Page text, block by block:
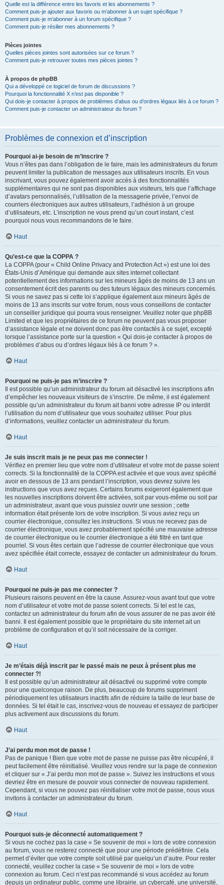
Quelle est la différence entre les favoris et les abonnements ?
Comment puis-je ajouter aux favoris ou m’abonner à un sujet spécifique ?
Comment puis-je m’abonner à un forum spécifique ?
Comment puis-je résilier mes abonnements ?
Pièces jointes
Quelles pièces jointes sont autorisées sur ce forum ?
Comment puis-je retrouver toutes mes pièces jointes ?
À propos de phpBB
Qui a développé ce logiciel de forum de discussions ?
Pourquoi la fonctionnalité X n’est pas disponible ?
Qui dois-je contacter à propos de problèmes d’abus ou d’ordres légaux liés à ce forum ?
Comment puis-je contacter un administrateur du forum ?
Problèmes de connexion et d’inscription
Pourquoi ai-je besoin de m’inscrire ?
Vous n’êtes pas dans l’obligation de le faire, mais les administrateurs du forum
peuvent limiter la publication de messages aux utilisateurs inscrits. En vous
inscrivant, vous pouvez également avoir accès à des fonctionnalités
supplémentaires qui ne sont pas disponibles aux visiteurs, tels que l’affichage
d’avatars personnalisés, l’utilisation de la messagerie privée, l’envoi de
courriers électroniques aux autres utilisateurs, l’adhésion à un groupe
d’utilisateurs, etc. L’inscription ne vous prend qu’un court instant, c’est
pourquoi nous vous recommandons de le faire.
Haut
Qu’est-ce que la COPPA ?
La COPPA (pour « Child Online Privacy and Protection Act ») est une loi des
États-Unis d’Amérique qui demande aux sites internet collectant
potentiellement des informations sur les mineurs âgés de moins de 13 ans un
consentement écrit des parents ou des tuteurs légaux des mineurs concernés.
Si vous ne savez pas si cette loi s’applique également aux mineurs âgés de
moins de 13 ans inscrits sur votre forum, nous vous conseillons de contacter
un conseiller juridique qui pourra vous renseigner. Veuillez noter que phpBB
Limited et que les propriétaires de ce forum ne peuvent pas vous proposer
d’assistance légale et ne doivent donc pas être contactés à ce sujet, excepté
lorsque l’assistance porte sur la question « Qui dois-je contacter à propos de
problèmes d’abus ou d’ordres légaux liés à ce forum ? ».
Haut
Pourquoi ne puis-je pas m’inscrire ?
Il est possible qu’un administrateur du forum ait désactivé les inscriptions afin
d’empêcher les nouveaux visiteurs de s’inscrire. De même, il est également
possible qu’un administrateur du forum ait banni votre adresse IP ou interdit
l’utilisation du nom d’utilisateur que vous souhaitez utiliser. Pour plus
d’informations, veuillez contacter un administrateur du forum.
Haut
Je suis inscrit mais je ne peux pas me connecter !
Vérifiez en premier lieu que votre nom d’utilisateur et votre mot de passe soient
corrects. Si la fonctionnalité de la COPPA est activée et que vous avez spécifié
avoir en dessous de 13 ans pendant l’inscription, vous devrez suivre les
instructions que vous avez reçues. Certains forums exigeront également que
les nouvelles inscriptions doivent être activées, soit par vous-même ou soit par
un administrateur, avant que vous puissiez ouvrir une session ; cette
information était présente lors de votre inscription. Si vous aviez reçu un
courrier électronique, consultez les instructions. Si vous ne recevez pas de
courrier électronique, vous avez probablement spécifié une mauvaise adresse
de courrier électronique ou le courrier électronique a été filtré en tant que
pourriel. Si vous êtes certain que l’adresse de courrier électronique que vous
avez spécifiée était correcte, essayez de contacter un administrateur du forum.
Haut
Pourquoi ne puis-je pas me connecter ?
Plusieurs raisons peuvent en être la cause. Assurez-vous avant tout que votre
nom d’utilisateur et votre mot de passe soient corrects. Si tel est le cas,
contactez un administrateur du forum afin de vous assurer de ne pas avoir été
banni. Il est également possible que le propriétaire du site internet ait un
problème de configuration et qu’il soit nécessaire de la corriger.
Haut
Je m’étais déjà inscrit par le passé mais ne peux à présent plus me
connecter ?!
Il est possible qu’un administrateur ait désactivé ou supprimé votre compte
pour une quelconque raison. De plus, beaucoup de forums suppriment
périodiquement les utilisateurs inactifs afin de réduire la taille de leur base de
données. Si tel était le cas, inscrivez-vous de nouveau et essayez de participer
plus activement aux discussions du forum.
Haut
J’ai perdu mon mot de passe !
Pas de panique ! Bien que votre mot de passe ne puisse pas être récupéré, il
peut facilement être réinitialisé. Veuillez vous rendre sur la page de connexion
et cliquer sur « J’ai perdu mon mot de passe ». Suivez les instructions et vous
devriez être en mesure de pouvoir vous connecter de nouveau rapidement.
Cependant, si vous ne pouvez pas réinitialiser votre mot de passe, nous vous
invitons à contacter un administrateur du forum.
Haut
Pourquoi suis-je déconnecté automatiquement ?
Si vous ne cochez pas la case « Se souvenir de moi » lors de votre connexion
au forum, vous ne resterez connecté que pour une période prédéfinie. Cela
permet d’éviter que votre compte soit utilisé par quelqu’un d’autre. Pour rester
connecté, veuillez cocher la case « Se souvenir de moi » lors de votre
connexion au forum. Ceci n’est pas recommandé si vous accédez au forum
depuis un ordinateur public, comme une librairie, un cybercafé, une université,